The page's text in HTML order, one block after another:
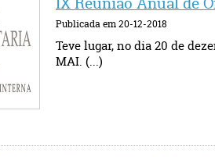
Publicada em 20-12-2018
Teve lugar, no dia 20 de
MAI. (...)